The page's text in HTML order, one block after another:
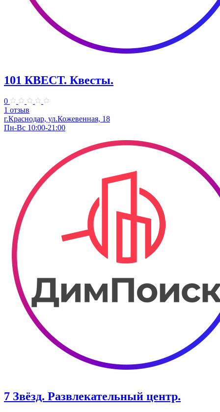
101 КВЕСТ. Квесты.
0
1 отзыв
г.Краснодар, ул.Кожевенная, 18
Пн-Вс 10:00-21:00
7 Звёзд. Развлекательный центр.